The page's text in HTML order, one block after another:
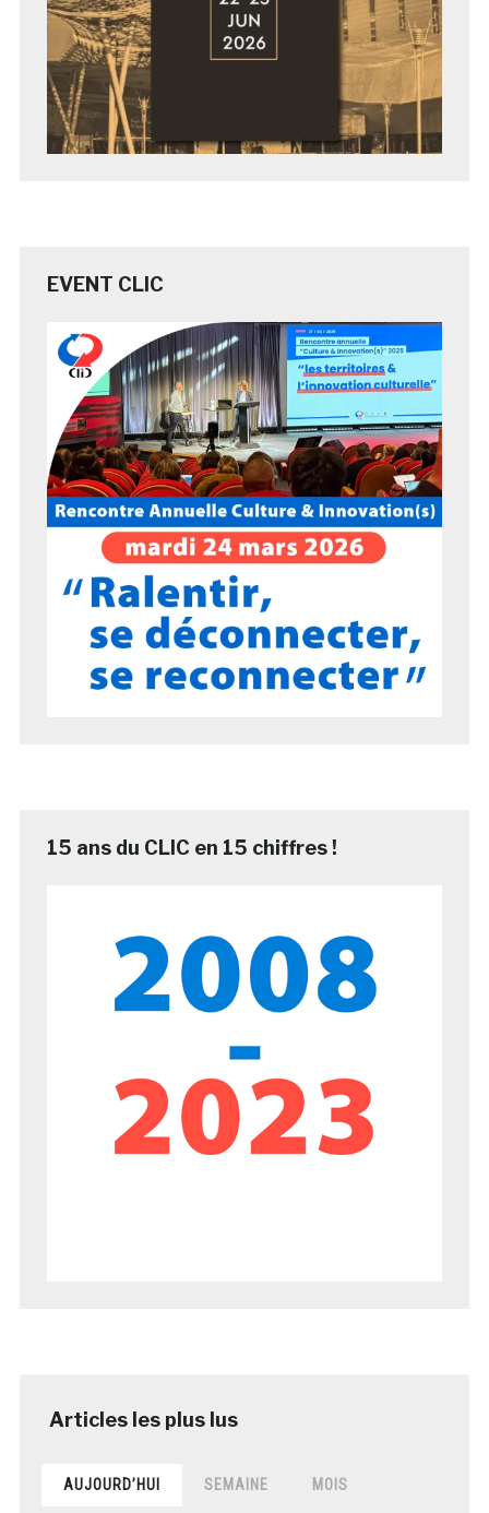
EVENT CLIC
15 ans du CLIC en 15 chiffres !
AUJOURD’HUI SEMAINE MOIS